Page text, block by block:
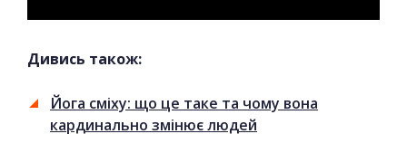
Дивись також:
Йога сміху: що це таке та чому вона
кардинально змінює людей